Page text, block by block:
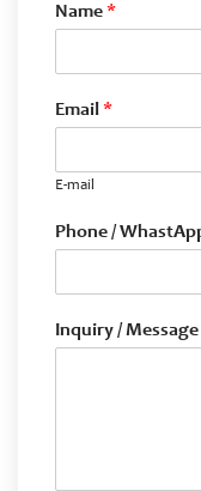
Name*
Email *
E-mail
Phone /
Inquiry /